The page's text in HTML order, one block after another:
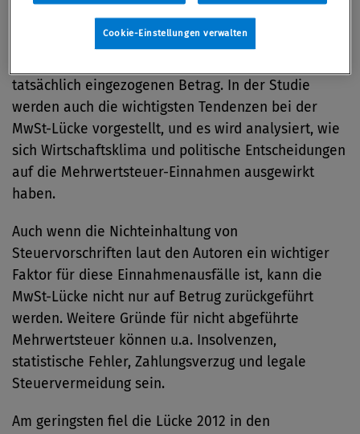
Die Studie enthält detaillierte Daten über die
Differenz zwischen der geschuldeten
tatsächlich eingezogenen Betrag. In der Studie
werden auch die wichtigsten Tendenzen bei der
MwSt-Lücke vorgestellt, und es wird analysiert, wie
sich Wirtschaftsklima und politische Entscheidungen
auf die Mehrwertsteuer-Einnahmen ausgewirkt
haben.
Auch wenn die Nichteinhaltung von
Steuervorschriften laut den Autoren ein wichtiger
Faktor für diese Einnahmenausfälle ist, kann die
MwSt-Lücke nicht nur auf Betrug zurückgeführt
werden. Weitere Gründe für nicht abgeführte
Mehrwertsteuer können u.a. Insolvenzen,
statistische Fehler, Zahlungsverzug und legale
Steuervermeidung sein.
Am geringsten fiel die Lücke 2012 in den
Cookie-Einstellungen verwalten